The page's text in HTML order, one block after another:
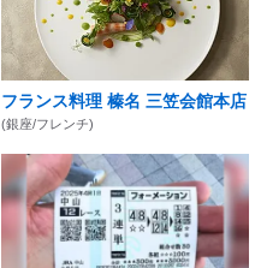
フランス料理 榛名 三笠会館本店
(銀座/フレンチ)